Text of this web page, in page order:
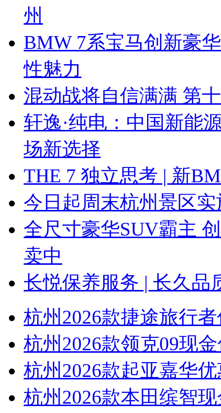
州
BMW 7系宝马创新豪
性魅力
混动战将自信满满 第
轩逸·纯电：中国新能
场新选择
THE 7 独立思考 | 新
今日起周末杭州景区
全尺寸豪华SUV霸主
卖中
长悦保养服务 | 长久品
更多>> 热门团购
更多>> 团购排行榜
团购车型
途观